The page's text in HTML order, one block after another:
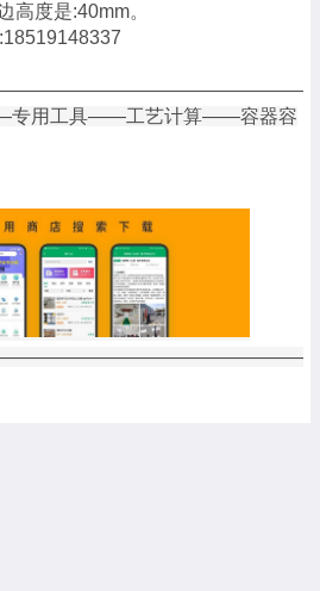
高度是:40mm。
专用工具——工艺计算——容器容